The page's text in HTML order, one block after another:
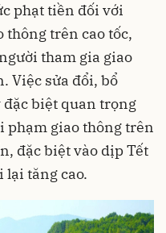
phạt tiền đối với
trên cao tốc,
tham gia giao
Việc sửa đổi, bổ
biệt quan trọng
giao thông trên
đặc biệt vào dịp Tết
tăng cao.